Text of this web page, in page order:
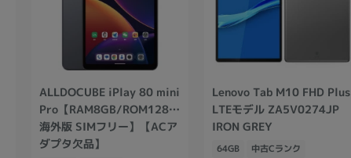
ALLDOCUBE iPlay 80 mini
Pro【RAM8GB/ROM128GB/
海外版 SIMフリー】【ACア
ダプタ欠品】
Lenovo Tab M10 FHD Plus
LTEモデル ZA5V0274JP
IRON GREY
64GB 中古Cランク